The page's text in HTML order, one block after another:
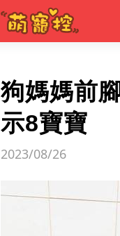
狗媽媽前
示8寶寶
2023/08/26